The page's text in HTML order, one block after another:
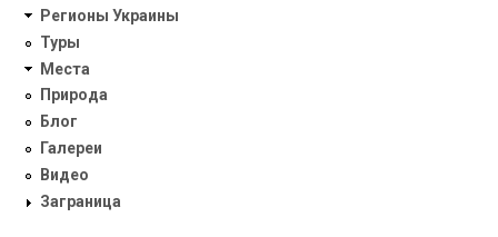
Регионы Украины
Туры
Места
Природа
Блог
Галереи
Видео
Заграница